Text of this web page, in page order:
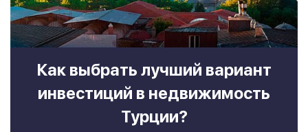
Как выбрать лучший вариант
инвестиций в недвижимость
Турции?